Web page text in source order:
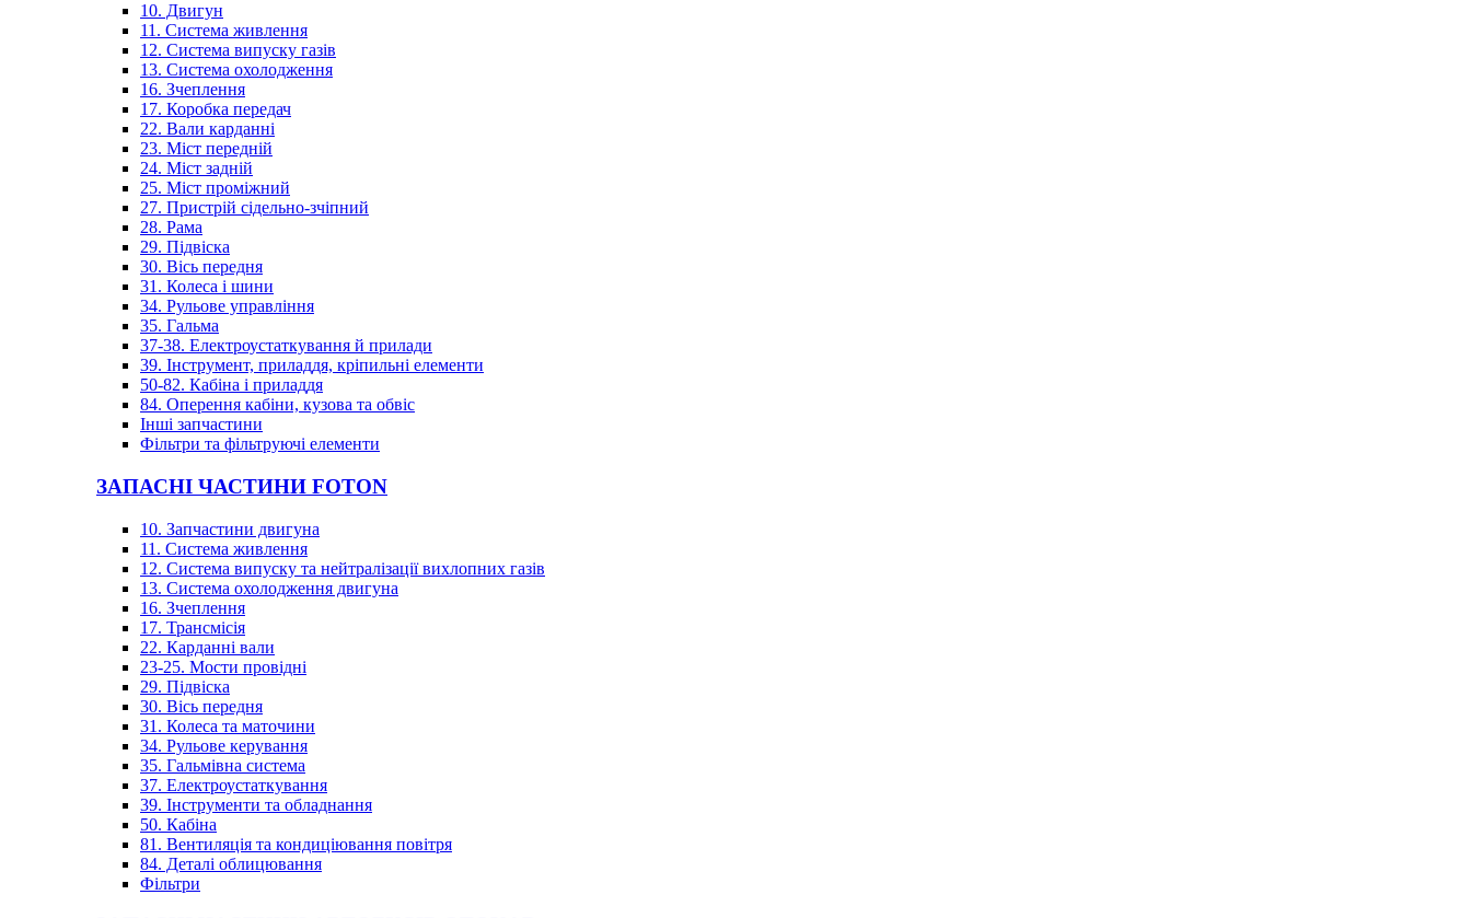
10. Двигун
11. Система живлення
12. Система випуску газів
13. Система охолодження
16. Зчеплення
17. Коробка передач
22. Вали карданні
23. Міст передній
24. Міст задній
25. Міст проміжний
27. Пристрій сідельно-зчіпний
28. Рама
29. Підвіска
30. Вісь передня
31. Колеса і шини
34. Рульове управління
35. Гальма
37-38. Електроустаткування й прилади
39. Інструмент, приладдя, кріпильні елементи
50-82. Кабіна і приладдя
84. Оперення кабіни, кузова та обвіс
Інші запчастини
Фільтри та фільтруючі елементи
ЗАПАСНІ ЧАСТИНИ FOTON
10. Запчастини двигуна
11. Система живлення
12. Система випуску та нейтралізації вихлопних газів
13. Система охолодження двигуна
16. Зчеплення
17. Трансмісія
22. Карданні вали
23-25. Мости провідні
29. Підвіска
30. Вісь передня
31. Колеса та маточини
34. Рульове керування
35. Гальмівна система
37. Електроустаткування
39. Інструменти та обладнання
50. Кабіна
81. Вентиляція та кондиціювання повітря
84. Деталі облицювання
Фільтри